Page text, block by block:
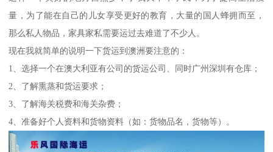
量，为了能在自己的儿女享受更好的教育，大量的国人蜂拥而至，
那么私人物品，家具家私需要运过去难道了不少人。
现在我就简单的说明一下货运到澳洲要注意的：
1、选择一个在澳大利亚有公司的货运公司、同时广州深圳有仓库；
2、了解熏蒸和货运要求；
3、了解海关税费和海关杂费；
4、准备好个人资料和货物资料（如：货物品名，货物等）。